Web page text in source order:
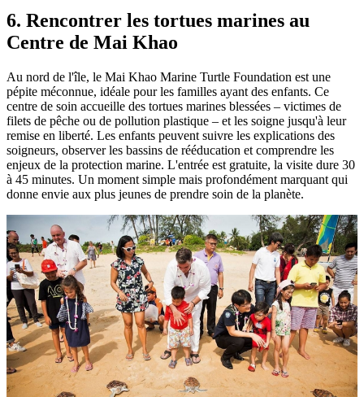
6. Rencontrer les tortues marines au
Centre de Mai Khao
Au nord de l'île, le Mai Khao Marine Turtle Foundation est une
pépite méconnue, idéale pour les familles ayant des enfants. Ce
centre de soin accueille des tortues marines blessées – victimes de
filets de pêche ou de pollution plastique – et les soigne jusqu'à leur
remise en liberté. Les enfants peuvent suivre les explications des
soigneurs, observer les bassins de rééducation et comprendre les
enjeux de la protection marine. L'entrée est gratuite, la visite dure 30
à 45 minutes. Un moment simple mais profondément marquant qui
donne envie aux plus jeunes de prendre soin de la planète.